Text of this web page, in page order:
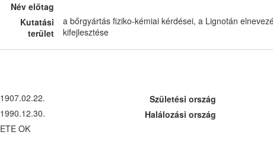
Név előtag
Kutatási
terület
a bőrgyártás fiziko-kémiai kérdései, a Lignotán
kifejlesztése
1907.02.22. Születési ország
1990.12.30. Halálozási ország
ETE OK